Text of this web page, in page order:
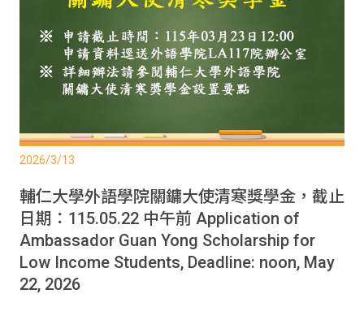
2026/3/13
輔仁大學外語學院關鏞大使清寒獎學金，截止
日期：115.05.22 中午前 Application of
Ambassador Guan Yong Scholarship for
Low Income Students, Deadline: noon, May
22, 2026